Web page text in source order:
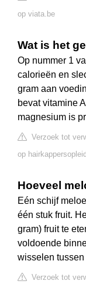
op viata.be
Wat is het
Op nummer 1
calorieën en
gram aan
bevat vitamine
magnesium is
Verzoek tot
op
Hoeveel
Eén schijf
één stuk fruit.
gram) fruit te
voldoende
wisselen tussen
Verzoek tot